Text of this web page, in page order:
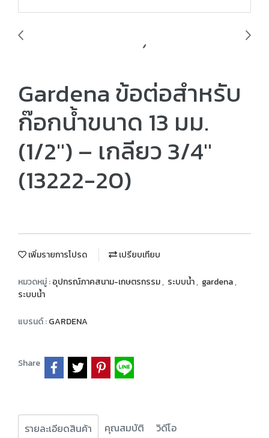
Gardena ข้อต่อสำหรับ
ก๊อกน้ำขนาด 13 มม.
(1/2") – เกลียว 3/4"
(13222-20)
เพิ่มรายการโปรด เปรียบเทียบ
หมวดหมู่ :อุปกรณ์ภาคสนาม-เกษตรกรรม, ระบบน้ำ, gardena,
ระบบน้ำ
แบรนด์ :GARDENA
Share
รายละเอียดสินค้า คุณสมบัติ วิดีโอ